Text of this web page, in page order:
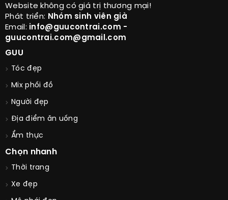
Website không có giá trị thương mại!
Phát triển: Nhóm sinh viên già
Email: info@guucontrai.com -
guucontrai.com@gmail.com
GUU
Tóc đẹp
Mix phối đồ
Người đẹp
Địa điểm ăn uống
Ẩm thực
Chọn nhanh
Thời trang
Xe đẹp